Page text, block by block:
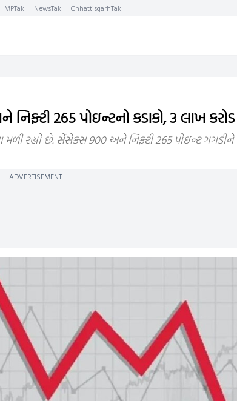
MPTak NewsTak ChhattisgarhTak
265 પોઇન્ટનો કડાકો, 3 લાખ કરોડ
મળી રહ્યો છે. સેંસેક્સ 900 અને નિફ્ટી 265 પોઇન્ટ
ADVERTISEMENT